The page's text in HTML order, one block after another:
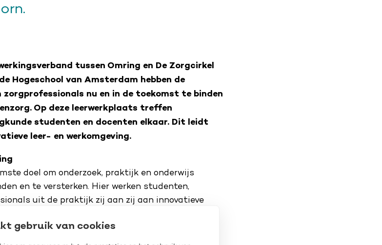
gebruik van cookies
tussen Omring en De Zorgcirkel
Hogeschool van Amsterdam hebben de
zorgprofessionals nu en in de toekomst te binden
Op deze leerwerkplaats treffen
studenten en docenten elkaar. Dit leidt
leer- en werkomgeving.
doel om onderzoek, praktijk en onderwijs
en te versterken. Hier werken studenten,
uit de praktijk zij aan zij aan innovatieve
de revalidatiezorg. Binnen de ALWP krijgen
de Hogeschool van Amsterdam de kans om
te doen. Ze lopen stages en doen onderzoek op